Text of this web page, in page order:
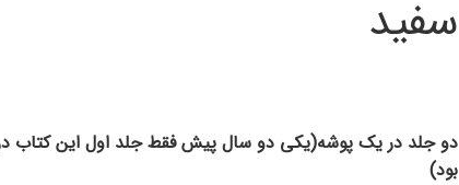
سفید
دو جلد در یک پوشه(یکی دو سال پیش فقط جلد اول این کتاب
بود)